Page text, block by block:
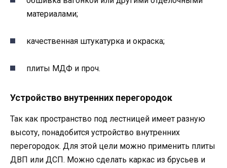
материалами;
качественная штукатурка и окраска;
плиты МДФ и проч.
Устройство внутренних перегородок
Так как пространство под лестницей имеет разную
высоту, понадобится устройство внутренних
перегородок. Для этой цели можно применить плиты
ДВП или ДСП. Можно сделать каркас из брусьев и